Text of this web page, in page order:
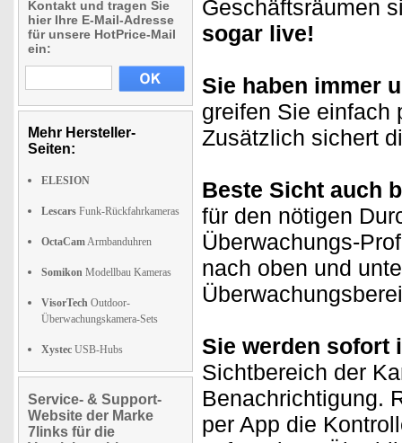
Kontakt und tragen Sie
hier Ihre E-Mail-Adresse
für unsere HotPrice-Mail
ein:
Mehr Hersteller-
Seiten:
ELESION
Lescars Funk-Rückfahrkameras
OctaCamArmbanduhren
Somikon Modellbau Kameras
VisorTech Outdoor-
Überwachungskamera-Sets
Xystec USB-Hubs
Service- & Support-
Website der Marke
7links für die
Geschäftsräumen
sogar live!
Sie haben immer
greifen Sie einfach
Zusätzlich sichert
Beste Sicht auch
für den nötigen
Überwachungs-
nach oben und
Sie werden sofort
Sichtbereich der
Benachrichtigung.
per App die